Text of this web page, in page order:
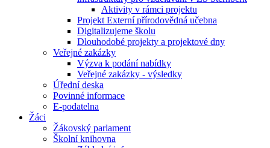
Aktivity v rámci projektu
Projekt Externí přírodovědná učebna
Digitalizujeme školu
Dlouhodobé projekty a projektové dny
Veřejné zakázky
Výzva k podání nabídky
Veřejné zakázky - výsledky
Úřední deska
Povinné informace
E-podatelna
Žáci
Žákovský parlament
Školní knihovna